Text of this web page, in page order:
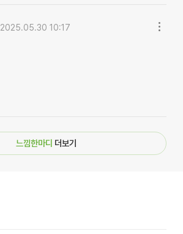
2025.05.30 10:17
느낌한마디 더보기